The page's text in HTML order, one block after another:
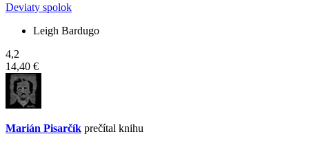
Deviaty spolok
Leigh Bardugo
4,2
14,40 €
Marián Pisarčík prečítal knihu